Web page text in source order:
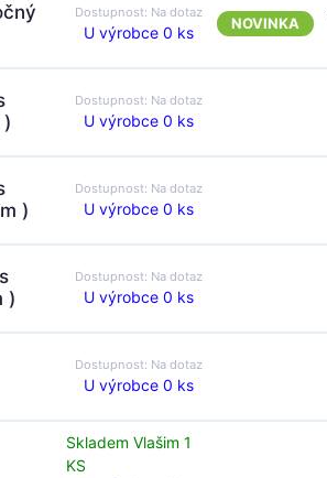
Dostupnost: Na dotaz
U výrobce 0 ks NOVINKA
Dostupnost: Na dotaz
U výrobce 0 ks
)
Dostupnost: Na dotaz
U výrobce 0 ks
)
Dostupnost: Na dotaz
U výrobce 0 ks
Dostupnost: Na dotaz
U výrobce 0 ks
Skladem Vlašim 1
KS